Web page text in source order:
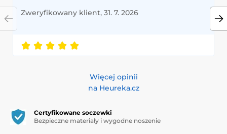
Zweryfikowany klient, 31. 7. 2026
Więcej opinii
na Heureka.cz
Certyfikowane soczewki
Bezpieczne materiały i wygodne noszenie